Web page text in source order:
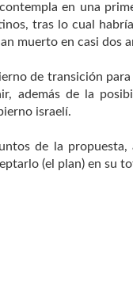
en una
tras lo cual
muerto en casi dos
de transición
además de la
israelí.
de la
(el plan) en su